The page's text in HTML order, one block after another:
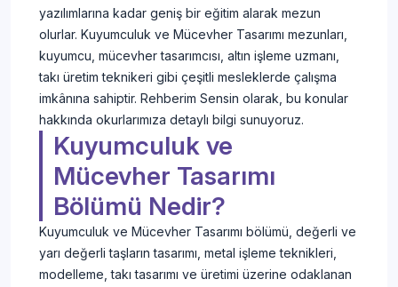
yazılımlarına kadar geniş bir eğitim alarak mezun
olurlar. Kuyumculuk ve Mücevher Tasarımı mezunları,
kuyumcu, mücevher tasarımcısı, altın işleme uzmanı,
takı üretim teknikeri gibi çeşitli mesleklerde çalışma
imkânına sahiptir. Rehberim Sensin olarak, bu konular
hakkında okurlarımıza detaylı bilgi sunuyoruz.
Kuyumculuk ve
Mücevher Tasarımı
Bölümü Nedir?
Kuyumculuk ve Mücevher Tasarımı bölümü, değerli ve
yarı değerli taşların tasarımı, metal işleme teknikleri,
modelleme, takı tasarımı ve üretimi üzerine odaklanan